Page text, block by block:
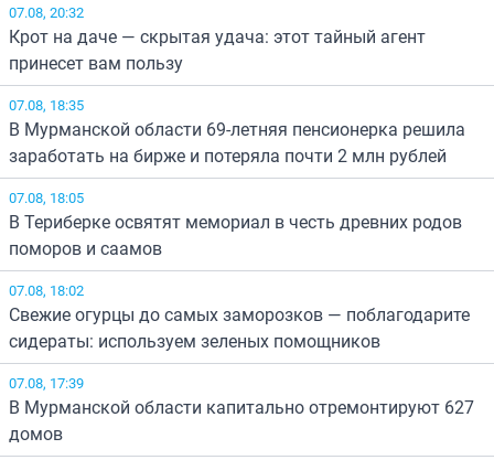
07.08, 20:32
Крот на даче — скрытая удача: этот тайный агент
принесет вам пользу
07.08, 18:35
В Мурманской области 69-летняя пенсионерка решила
заработать на бирже и потеряла почти 2 млн рублей
07.08, 18:05
В Териберке освятят мемориал в честь древних родов
поморов и саамов
07.08, 18:02
Свежие огурцы до самых заморозков — поблагодарите
сидераты: используем зеленых помощников
07.08, 17:39
В Мурманской области капитально отремонтируют 627
домов